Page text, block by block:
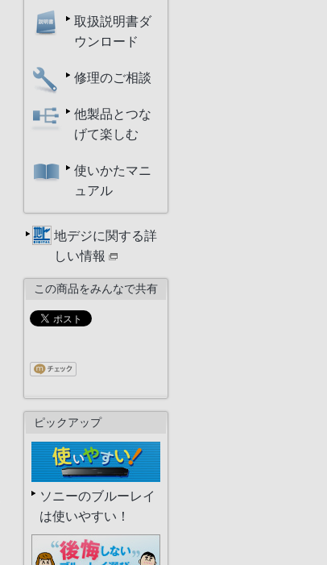
取扱説明書ダ
ウンロード
修理のご相談
他製品とつな
げて楽しむ
使いかたマニ
ュアル
地デジに関する詳
しい情報
この商品をみんなで共有
ピックアップ
ソニーのブルーレイ
は使いやすい！